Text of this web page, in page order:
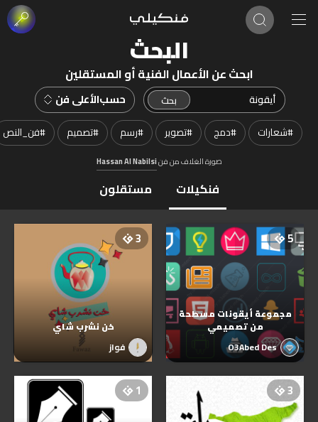
البحث
ابحث عن الأعمال الفنية أو المستقلين
حسبالأعلى فن
#شعارات #دمج #تصوير #رسم #تصميم #فن_النص
صورة الغلاف من فنHassan Al Nabilsi
فنكيلات مستقلون
5
مجموعة أيقونات مسطحة
من تصميمي
O3Abed Des
3
خن نشرب شاي
فواز
3
1